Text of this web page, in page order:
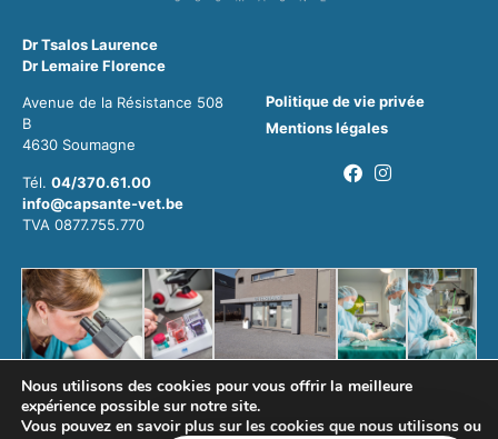
Dr Tsalos Laurence
Dr Lemaire Florence
Avenue de la Résistance 508
B
4630 Soumagne
Tél. 04/370.61.00
info@capsante-vet.be
TVA 0877.755.770
Politique de vie privée
Mentions légales
Nous utilisons des cookies pour vous offrir la meilleure
expérience possible sur notre site.
Vous pouvez en savoir plus sur les cookies que nous utilisons ou